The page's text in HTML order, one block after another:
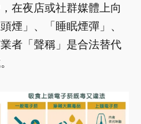
在夜店或社群媒體上向
煙」、「睡眠煙彈」、
者「聲稱」是合法替代